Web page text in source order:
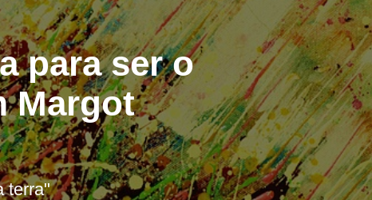
para ser o
Margot
terra"